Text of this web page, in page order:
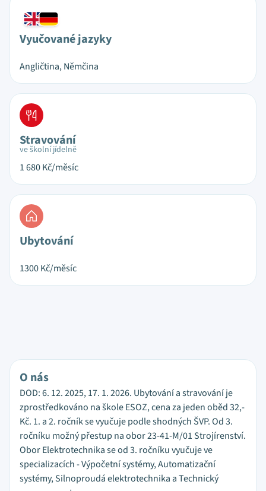
Vyučované jazyky
Angličtina, Němčina
Stravování
ve školní jídelně
1 680Kč/měsíc
Ubytování
1300Kč/měsíc
O nás
DOD: 6. 12. 2025, 17. 1. 2026. Ubytování a stravování je
zprostředkováno na škole ESOZ, cena za jeden oběd 32,-
Kč. 1. a 2. ročník se vyučuje podle shodných ŠVP. Od 3.
ročníku možný přestup na obor 23-41-M/01 Strojírenství.
Obor Elektrotechnika se od 3. ročníku vyučuje ve
specializacích - Výpočetní systémy, Automatizační
systémy, Silnoproudá elektrotechnika a Technický